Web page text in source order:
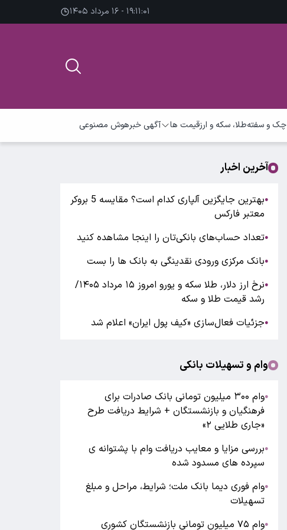
۱۹:۱۱:۰۲ - ۱۶ مرداد ۱۴۰۵
چک و سفتهطلا، سکه و ارزقیمت ها آگهی خبرهوش مصنوعی
آخرین اخبار
●
بهترین جایگزین آلپاری کدام است؟ مقایسه 5 بروکر
معتبر فارکس
●تعداد حساب‌های بانکی‌تان را اینجا مشاهده کنید
●بانک مرکزی ورودی نقدینگی به بانک ها را بست
●
نرخ ارز دلار، طلا سکه و یورو امروز ۱۵ مرداد ۱۴۰۵/
رشد قیمت طلا و سکه
●جزئیات فعال‌سازی «کیف پول ایران» اعلام شد
وام و تسهیلات بانکی
●
وام ۳۰۰ میلیون تومانی بانک صادرات برای
فرهنگیان و بازنشستگان + شرایط دریافت طرح
«جاری طلایی ۲»
●بررسی مزایا و معایب دریافت وام با پشتوانه ی
سپرده های مسدود شده
●وام فوری دیما بانک ملت؛ شرایط، مراحل و مبلغ
تسهیلات
● وام ۷۵ میلیون تومانی بازنشستگان کشوری